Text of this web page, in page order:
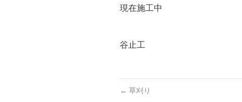
現在施工中
谷止工
← 草刈り